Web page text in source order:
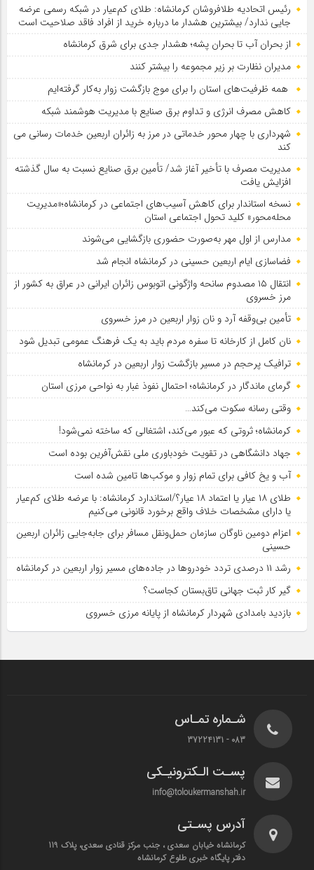
رئیس اتحادیه طلافروشان کرمانشاه: طلای کم‌عیار در شبکه رسمی عرضه
جایی ندارد/ بیشترین هشدار ما درباره خرید از افراد فاقد صلاحیت است
از بحران آب تا بحران پشه؛ هشدار جدی برای شرق کرمانشاه
مدیران نظارت بر زیر مجموعه را بیشتر کنند
همه ظرفیت‌های استان را برای موج بازگشت زوار به‌کار گرفته‌ایم
کاهش مصرف انرژی و تداوم برق صنایع با مدیریت هوشمند شبکه
شهرداری با چهار محور خدماتی در مرز به زائران اربعین خدمات رسانی می
کند
مدیریت مصرف با تأخیر آغاز شد/ تأمین برق صنایع نسبت به سال گذشته
افزایش یافت
نسخه استاندار برای کاهش آسیب‌های اجتماعی در کرمانشاه؛«مدیریت
محله‌محور» کلید تحول اجتماعی استان
مدارس از اول مهر به‌صورت حضوری بازگشایی می‌شوند
فضاسازی ایام اربعین حسینی در کرمانشاه انجام شد
انتقال ۱۵ مصدوم سانحه واژگونی اتوبوس زائران ایرانی در عراق به کشور از
مرز خسروی
تأمین بی‌وقفه آرد و نان زوار اربعین در مرز خسروی
نان کامل از کارخانه تا سفره مردم باید به یک فرهنگ عمومی تبدیل شود
ترافیک پرحجم در مسیر بازگشت زوار اربعین در کرمانشاه
گرمای ماندگار در کرمانشاه؛ احتمال نفوذ غبار به نواحی مرزی استان
وقتی رسانه سکوت می‌کند…
کرمانشاه؛ ثروتی که عبور می‌کند، اشتغالی که ساخته نمی‌شود!
جهاد دانشگاهی در تقویت خودباوری ملی نقش‌آفرین بوده است
آب و یخ کافی برای تمام زوار و موکب‌ها تامین شده است
طلای ۱۸ عیار یا اعتماد ۱۸ عیار؟/استاندارد کرمانشاه: با عرضه طلای کم‌عیار
یا دارای مشخصات خلاف واقع برخورد قانونی می‌کنیم
اعزام دومین ناوگان سازمان حمل‌ونقل مسافر برای جابه‌جایی زائران اربعین
حسینی
رشد ۱۱ درصدی تردد خودروها در جاده‌های مسیر زوار اربعین در کرمانشاه
گیر کار ثبت جهانی تاق‌بستان کجاست؟
بازدید بامدادی شهردار کرمانشاه از پایانه مرزی خسروی
شـماره تمـاس
083 - 37224131
پسـت الـکترونیـکی
info@toloukermanshah.ir
آدرس پسـتی
کرمانشاه خیابان سعدی ، جنب مرکز قنادی سعدی، پلاک 119
دفتر پایگاه خبری طلوع کرمانشاه